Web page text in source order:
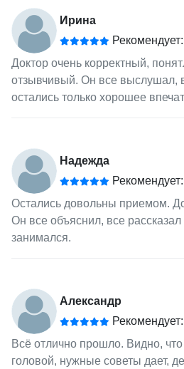
Ирина
Доктор очень корректный,
отзывчивый. Он все выслушал,
остались только хорошее
Надежда
Остались довольны приемом.
Он все объяснил, все
занимался.
Александр
Всё отлично прошло. Видно, что
головой, нужные советы дает,